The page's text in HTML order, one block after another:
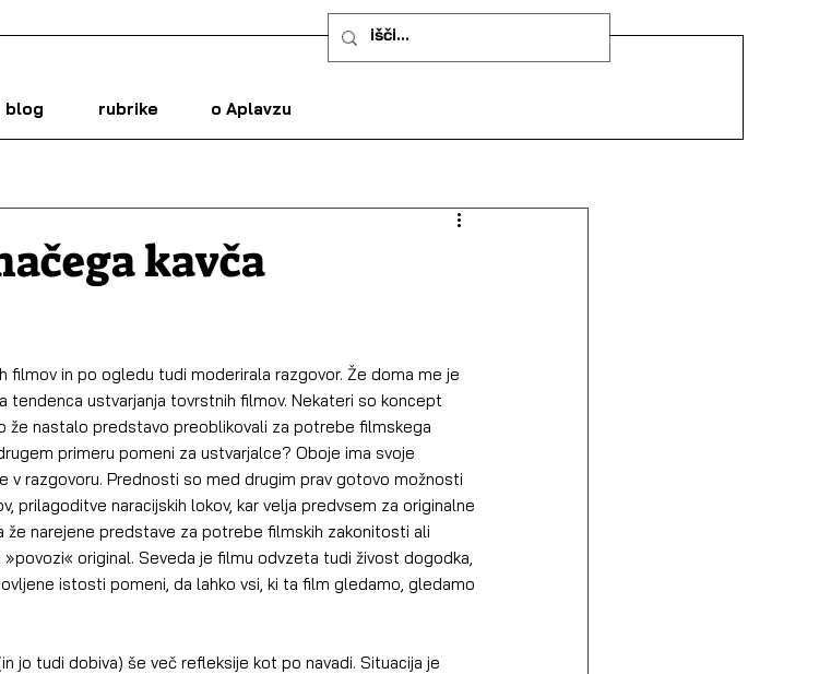
blog rubrike o Aplavzu
kavča
filmov in po ogledu tudi moderirala razgovor. Že doma me je
tendenca ustvarjanja tovrstnih filmov. Nekateri so koncept
že nastalo predstavo preoblikovali za potrebe filmskega
primeru pomeni za ustvarjalce? Oboje ima svoje
razgovoru. Prednosti so med drugim prav gotovo možnosti
prilagoditve naracijskih lokov, kar velja predvsem za originalne
narejene predstave za potrebe filmskih zakonitosti ali
original. Seveda je filmu odvzeta tudi živost dogodka,
istosti pomeni, da lahko vsi, ki ta film gledamo, gledamo
jo tudi dobiva) še več refleksije kot po navadi. Situacija je